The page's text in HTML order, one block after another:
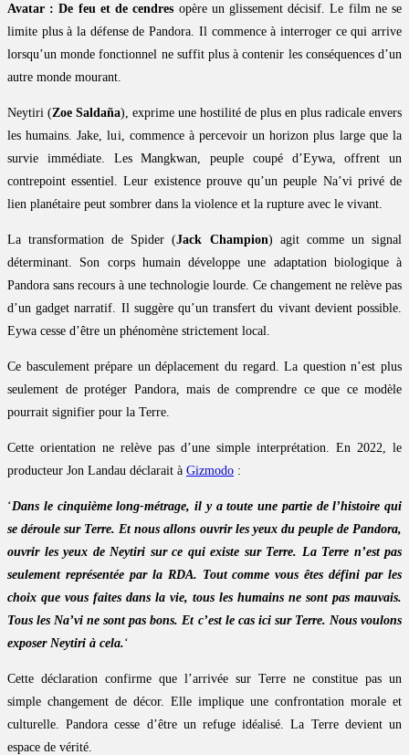
Avatar : De feu et de cendres opère un glissement décisif. Le film ne se
limite plus à la défense de Pandora. Il commence à interroger ce qui arrive
lorsqu’un monde fonctionnel ne suffit plus à contenir les conséquences d’un
autre monde mourant.
Neytiri (Zoe Saldaña), exprime une hostilité de plus en plus radicale envers
les humains. Jake, lui, commence à percevoir un horizon plus large que la
survie immédiate. Les Mangkwan, peuple coupé d’Eywa, offrent un
contrepoint essentiel. Leur existence prouve qu’un peuple Na’vi privé de
lien planétaire peut sombrer dans la violence et la rupture avec le vivant.
La transformation de Spider (Jack Champion) agit comme un signal
déterminant. Son corps humain développe une adaptation biologique à
Pandora sans recours à une technologie lourde. Ce changement ne relève pas
d’un gadget narratif. Il suggère qu’un transfert du vivant devient possible.
Eywa cesse d’être un phénomène strictement local.
Ce basculement prépare un déplacement du regard. La question n’est plus
seulement de protéger Pandora, mais de comprendre ce que ce modèle
pourrait signifier pour la Terre.
Cette orientation ne relève pas d’une simple interprétation. En 2022, le
producteur Jon Landau déclarait à Gizmodo :
‘Dans le cinquième long-métrage, il y a toute une partie de l’histoire qui
se déroule sur Terre. Et nous allons ouvrir les yeux du peuple de Pandora,
ouvrir les yeux de Neytiri sur ce qui existe sur Terre. La Terre n’est pas
seulement représentée par la RDA. Tout comme vous êtes défini par les
choix que vous faites dans la vie, tous les humains ne sont pas mauvais.
Tous les Na’vi ne sont pas bons. Et c’est le cas ici sur Terre. Nous voulons
exposer Neytiri à cela.‘
Cette déclaration confirme que l’arrivée sur Terre ne constitue pas un
simple changement de décor. Elle implique une confrontation morale et
culturelle. Pandora cesse d’être un refuge idéalisé. La Terre devient un
espace de vérité.